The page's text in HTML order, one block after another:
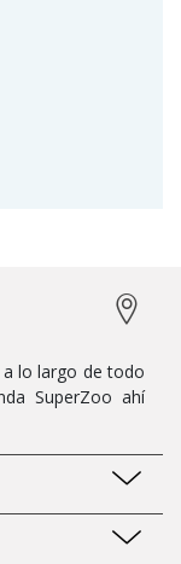
lo largo de todo
SuperZoo ahí